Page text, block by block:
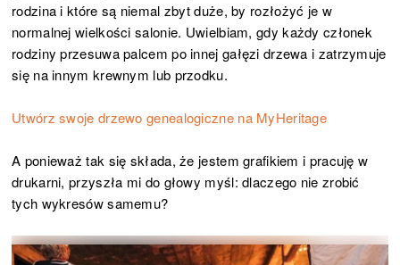
rodzina i które są niemal zbyt duże, by rozłożyć je w
normalnej wielkości salonie. Uwielbiam, gdy każdy członek
rodziny przesuwa palcem po innej gałęzi drzewa i zatrzymuje
się na innym krewnym lub przodku.
Utwórz swoje drzewo genealogiczne na MyHeritage
A ponieważ tak się składa, że jestem grafikiem i pracuję w
drukarni, przyszła mi do głowy myśl: dlaczego nie zrobić
tych wykresów samemu?